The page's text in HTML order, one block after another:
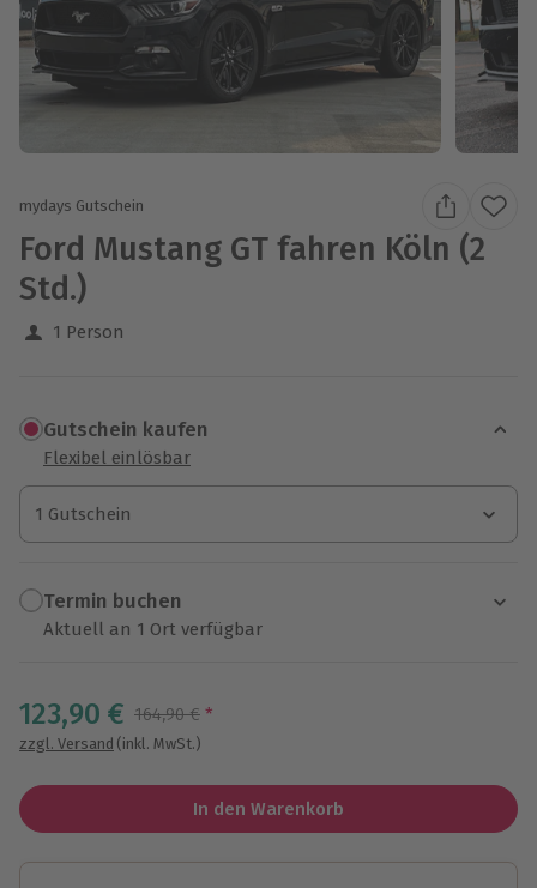
mydays Gutschein
Ford Mustang GT fahren Köln (2
Std.)
1 Person
Gutschein kaufen
Flexibel einlösbar
1 Gutschein
1 Gutschein
1 Gutschein
Termin buchen
Aktuell an 1 Ort verfügbar
123,90 € Streichpreis
164,90 € *
zzgl. Versand (inkl. MwSt.)
In den Warenkorb